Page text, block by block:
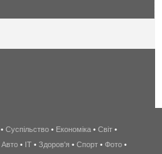
беспроводной
интернет
• Суспільство • Економіка • Світ •
Авто • IT • Здоров'я • Спорт • Фото •